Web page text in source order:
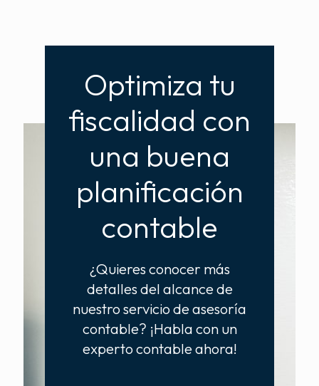
Optimiza tu
fiscalidad con
una buena
planificación
contable
¿Quieres conocer más
detalles del alcance de
nuestro servicio de asesoría
contable? ¡Habla con un
experto contable ahora!